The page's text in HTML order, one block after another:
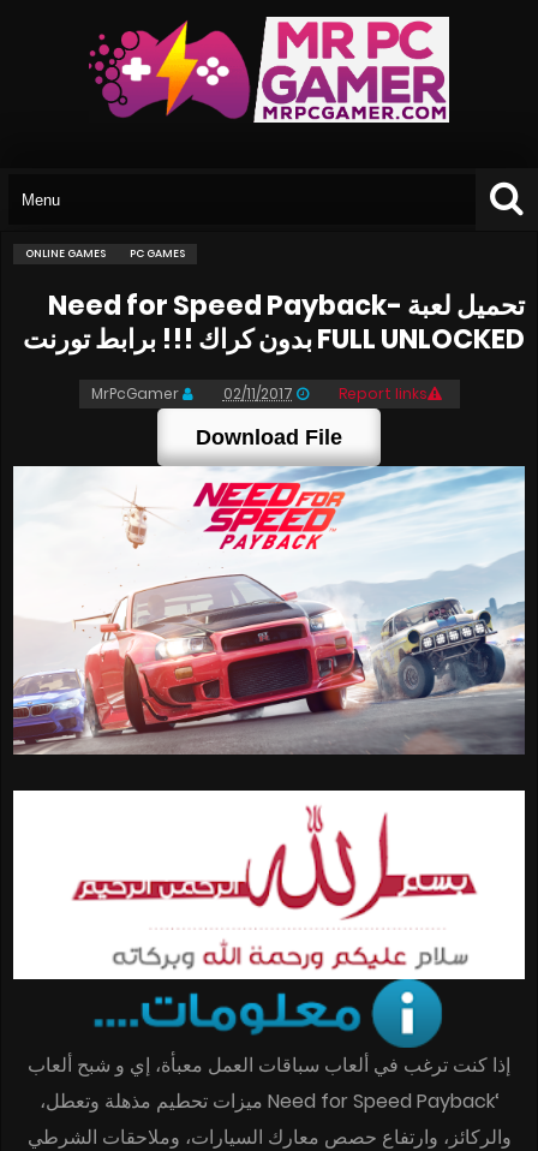
ONLINE GAMES PC GAMES
تحميل لعبة Need for Speed Payback-
FULL UNLOCKED بدون كراك !!! برابط تورنت
MrPcGamer 02/11/2017 Report links
Download File
إذا كنت ترغب في ألعاب سباقات العمل معبأة، إي و شبح ألعاب
‘Need for Speed Payback ميزات تحطيم مذهلة وتعطل،
والركائز، وارتفاع حصص معارك السيارات، وملاحقات الشرطي